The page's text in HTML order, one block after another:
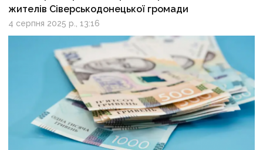
жителів Сіверськодонецької громади
4 серпня 2025 р., 13:16